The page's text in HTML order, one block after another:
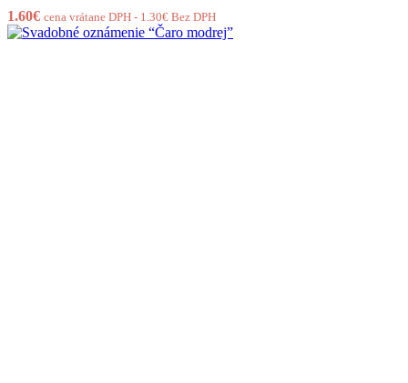
1.60€ cena vrátane DPH - 1.30€ Bez DPH